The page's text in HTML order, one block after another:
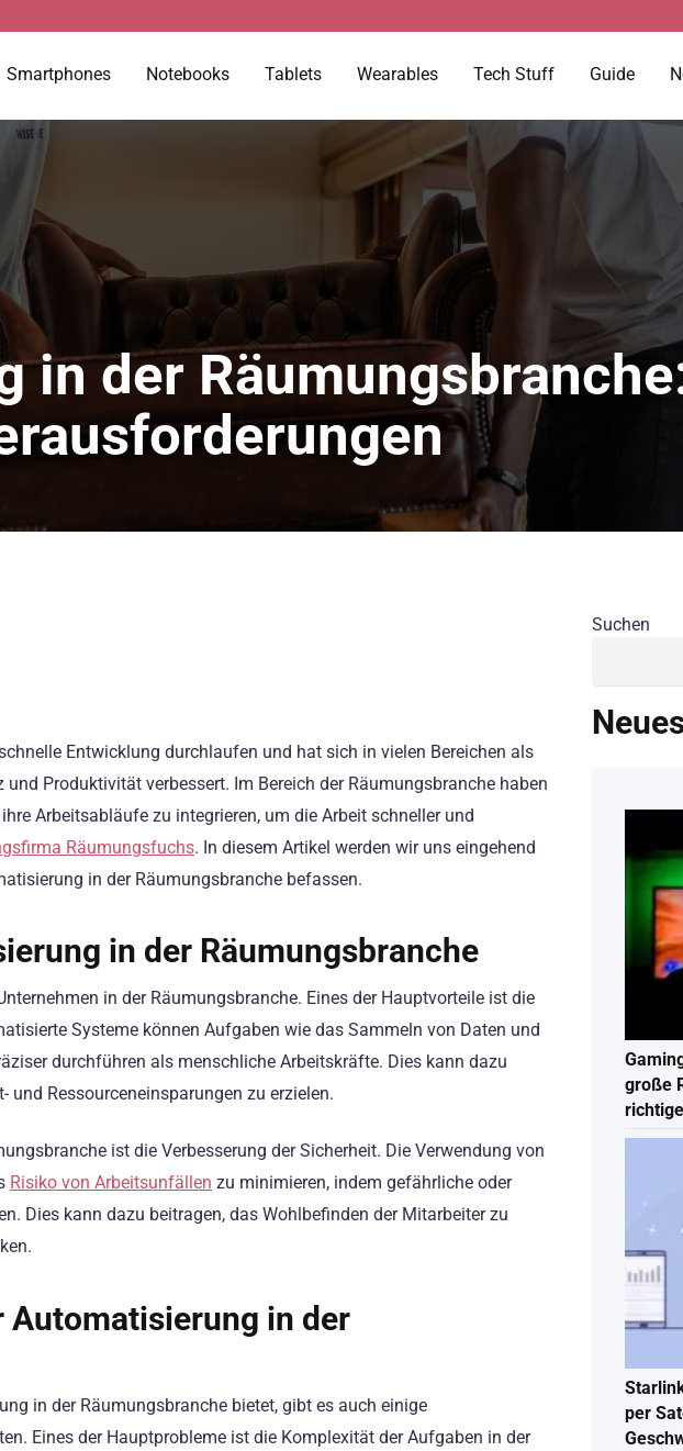
Smartphones Notebooks Tablets Wearables Tech Stuff Guide
in der
Entwicklung durchlaufen und hat sich in vielen Bereichen als
Produktivität verbessert. Im Bereich der Räumungsbranche haben
Arbeitsabläufe zu integrieren, um die Arbeit schneller und
Räumungsfuchs. In diesem Artikel werden wir uns eingehend
in der Räumungsbranche befassen.
in der Räumungsbranche
in der Räumungsbranche. Eines der Hauptvorteile ist die
Systeme können Aufgaben wie das Sammeln von Daten und
durchführen als menschliche Arbeitskräfte. Dies kann dazu
und Ressourceneinsparungen zu erzielen.
ist die Verbesserung der Sicherheit. Die Verwendung von
Risiko von Arbeitsunfällen zu minimieren, indem gefährliche oder
Dies kann dazu beitragen, das Wohlbefinden der Mitarbeiter zu
Automatisierung in der
in der Räumungsbranche bietet, gibt es auch einige
Eines der Hauptprobleme ist die Komplexität der Aufgaben in der
Suchen
große
per